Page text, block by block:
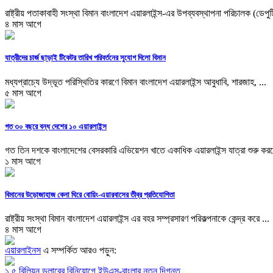
রাষ্ট্রীয় পতাকাবাহী সংস্থা বিমান বাংলাদেশ এয়ারলাইন্স-এর উপব্যবস্থাপনা পরিচালক
৪ মাস আগে
যাত্রীদের চার্জ ছাড়াই টিকেটর তারিখ পরিবর্তনের সুযোগ দিলো বিমান
মধ্যপ্রাচ্যে উদ্ভূত পরিস্থিতির কারণে বিমান বাংলাদেশ এয়ারলাইন্স আবুধাবি, শারজাহ, ...
৫ মাস আগে
গত ৩০ বছরে বন্ধ দেশের ১০ এয়ারলাইন্স
গত তিন দশকে বাংলাদেশের বেসরকারি এভিয়েশন খাতে একাধিক এয়ারলাইন্স যাত্রা শুরু
১ মাস আগে
বিমানের উড়োজাহাজ কেনা ঘিরে বোয়িং-এয়ারবাসের তীব্র প্রতিযোগিতা
রাষ্ট্রীয় সংস্থা বিমান বাংলাদেশ এয়ারলাইন্স এর বহর সম্প্রসারণ পরিকল্পনাকে কেন্দ্র করে ...
৪ মাস আগে
এয়ারলাইনসএ সম্পর্কিত আরও পড়ুন: